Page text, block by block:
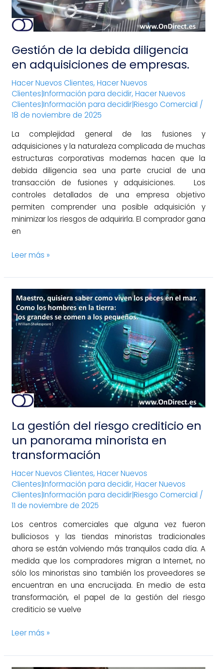
Gestión de la debida diligencia
en adquisiciones de empresas.
Hacer Nuevos Clientes, Hacer Nuevos
Clientes|Información para decidir, Hacer Nuevos
Clientes|Información para decidir|Riesgo Comercial /
18 de noviembre de 2025
La complejidad general de las fusiones y
adquisiciones y la naturaleza complicada de muchas
estructuras corporativas modernas hacen que la
debida diligencia sea una parte crucial de una
transacción de fusiones y adquisiciones. Los
controles detallados de una empresa objetivo
permiten comprender una posible adquisición y
minimizar los riesgos de adquirirla. El comprador gana
en
de
empresas.
Leer más »
La gestión del riesgo crediticio en
un panorama minorista en
transformación
Hacer Nuevos Clientes, Hacer Nuevos
Clientes|Información para decidir, Hacer Nuevos
Clientes|Información para decidir|Riesgo Comercial /
11 de noviembre de 2025
Los centros comerciales que alguna vez fueron
bulliciosos y las tiendas minoristas tradicionales
ahora se están volviendo más tranquilos cada día. A
medida que los compradores migran a Internet, no
sólo los minoristas sino también los proveedores se
encuentran en una encrucijada. En medio de esta
transformación, el papel de la gestión del riesgo
crediticio se vuelve
La
gestión
del
riesgo
crediticio
en
un
panorama
minorista
en
Leer más »